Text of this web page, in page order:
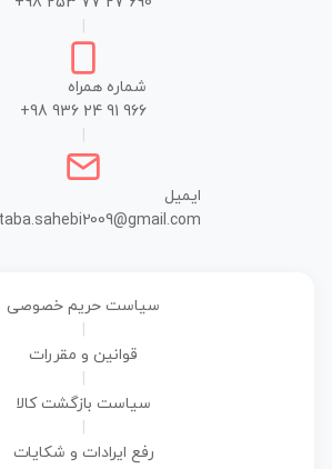
شماره همراه
+98 936 24 91 966
ایمیل
سیاست حریم خصوصی
قوانین و مقررات
سیاست بازگشت کالا
رفع ایرادات و شکایات